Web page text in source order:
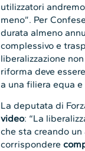
utilizzatori
meno”. Per
durata almeno
complessivo e
liberalizzazione
riforma deve essere
a una filiera equa e
La deputata di
video: “La
che sta creando un
corrispondere